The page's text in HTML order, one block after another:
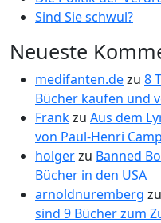
Sind Sie schwul?
Neueste
medifanten.dezu 8
Bücher kaufen und
Frankzu Aus dem
von Paul-Henri
holgerzu Banned
Bücher in den USA
arnoldnuremberg zu
sind 9 Bücher zum